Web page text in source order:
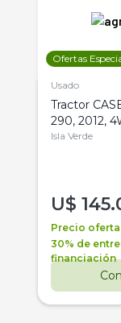
Ofertas
Usado
Tractor
290, 2012,
Isla Verde
U$
Precio
30% de
financiación